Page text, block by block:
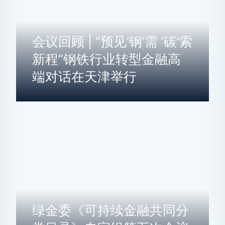
会议回顾 | “预见‘钢’需 ‘碳’索
新程”钢铁行业转型金融高
端对话在天津举行
绿金委《可持续金融共同分